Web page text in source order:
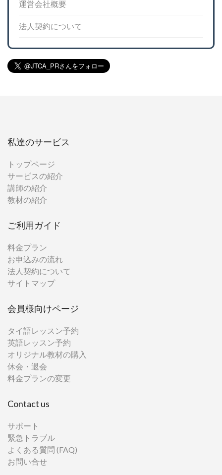
運営会社概要
法人契約について
私達のサービス
トップページ
サービスの紹介
講師の紹介
教材の紹介
ご利用ガイド
料金プラン
お申込みの流れ
法人契約について
サイトマップ
会員様向けページ
タイ語レッスン予約
英語レッスン予約
オリジナル教材の購入
休会・退会
料金プランの変更
Contact us
サポート
緊急トラブル
よくある質問 (FAQ)
お問い合せ